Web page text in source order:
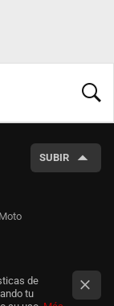
SUBIR
de
tu